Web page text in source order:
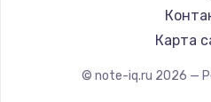
LG
Карта
© note-iq.ru 2026 —